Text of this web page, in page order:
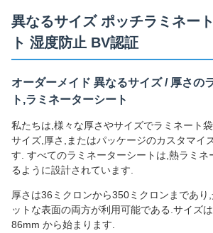
異なるサイズ ポッチラミネー
ト 湿度防止 BV認証
オーダーメイド 異なるサイズ / 厚さの
ト,ラミネーターシート
私たちは,様々な厚さやサイズでラミネート
サイズ,厚さ,またはパッケージのカスタマイ
す. すべてのラミネーターシートは,熱ラミネ
るように設計されています.
厚さは36ミクロンから350ミクロンまであり
ットな表面の両方が利用可能である.サイズ
86mm から始まります.